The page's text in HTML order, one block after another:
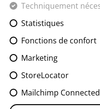
Techniquement
Statistiques
Fonctions de confort
Marketing
StoreLocator
Mailchimp